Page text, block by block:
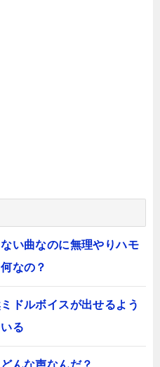
ない曲なのに無理やりハモ
なの？
ドルボイスが出せるよう
る
んな声なんだ？